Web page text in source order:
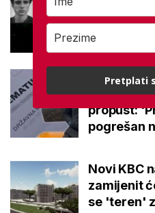
dobroti i
Sven na
imao
propust:
pogrešan
Novi KBC
zamijenit
se 'teren'
Pretplati